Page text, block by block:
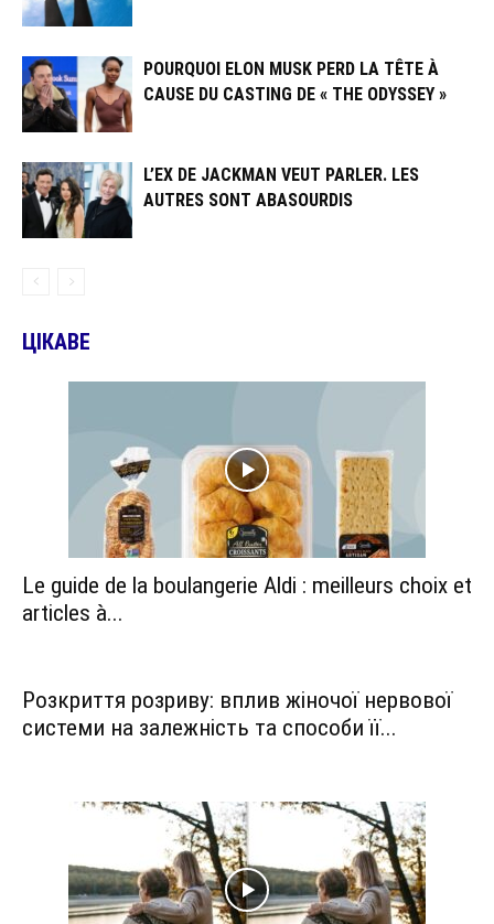
POURQUOI ELON MUSK PERD LA TÊTE À
CAUSE DU CASTING DE « THE ODYSSEY »
L’EX DE JACKMAN VEUT PARLER. LES
AUTRES SONT ABASOURDIS
ЦІКАВЕ
Le guide de la boulangerie Aldi : meilleurs choix et
articles à...
Розкриття розриву: вплив жіночої нервової
системи на залежність та способи її...